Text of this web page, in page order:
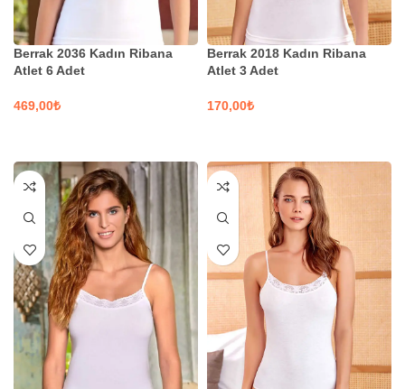
Berrak 2036 Kadın Ribana
Atlet 6 Adet
₺
Berrak 2018 Kadın Ribana
Atlet 3 Adet
₺